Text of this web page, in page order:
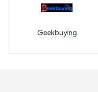
Geekbuying